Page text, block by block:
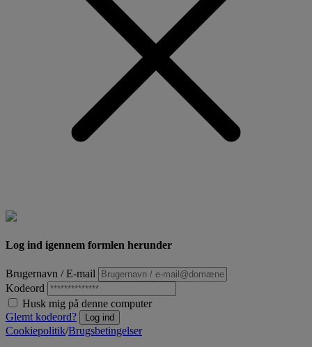
Log ind igennem formlen herunder
Brugernavn / E-mail
Kodeord
Husk mig på denne computer
Glemt kodeord?
Log ind
Cookiepolitik/Brugsbetingelser